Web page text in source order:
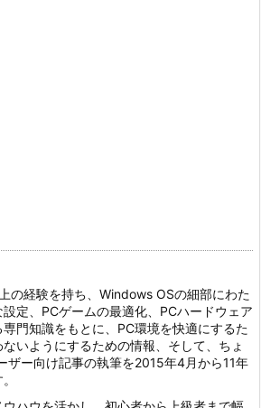
の経験を持ち、Windows OSの細部にわた
定、PCゲームの最適化、PCハードウェア
門知識をもとに、PC環境を快適にするた
いようにするための情報、そして、ちょ
ザー向け記事の執筆を2015年4月から11年